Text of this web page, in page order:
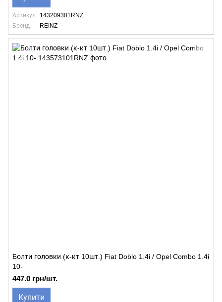
Артикул
143209301RNZ
Бренд
REINZ
Болти головки (к-кт 10шт.) Fiat Doblo 1.4i / Opel Combo 1.4i
10-
447.0 грн/шт.
Купити